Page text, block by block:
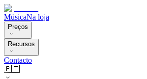
MúsicaNa loja
Preços
Recursos
Contacto
🇵🇹